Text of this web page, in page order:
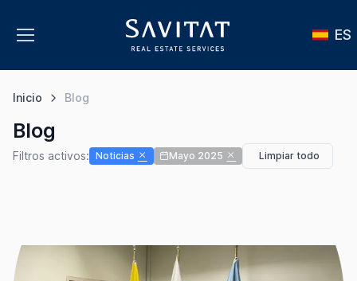
ES
Inicio Blog
Blog
Filtros activos: Noticias Mayo 2025 Limpiar todo